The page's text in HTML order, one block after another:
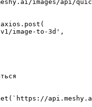
images/api/
axios .post (
image-to-3d' ,
( `https://